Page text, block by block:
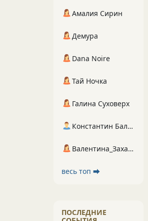
Амалия Сирин
Демура
Dana Noire
Тай Ночка
Галина Суховерх
Константин Балухта
Валентина_Захарова
весь топ ⮕
ПОСЛЕДНИЕ